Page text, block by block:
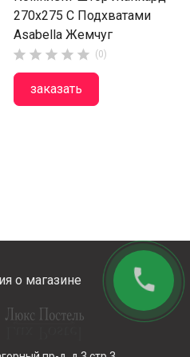
270х275 С Подхватами
Asabella Жемчуг
     (0)
заказать
о магазине phone